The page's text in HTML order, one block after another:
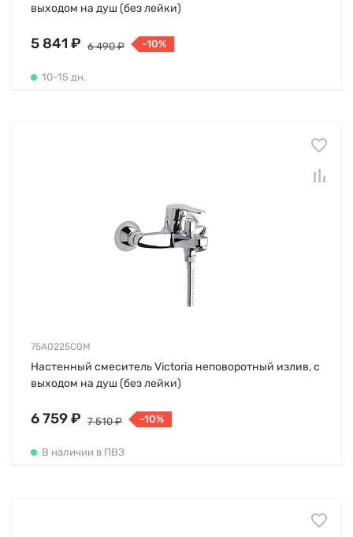
выходом на душ (без лейки)
5 841 ₽ 6 490 ₽ -10%
10-15 дн.
75A0225C0M
Настенный смеситель Victoria неповоротный излив, с
выходом на душ (без лейки)
6 759 ₽ 7 510 ₽ -10%
В наличии в ПВЗ